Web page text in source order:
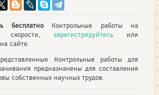
бесплатноКонтрольные работы на
скорости,зарегистрируйтесь или
сайте.
Контрольные работы для
предназначены для составления
собственных научных трудов.